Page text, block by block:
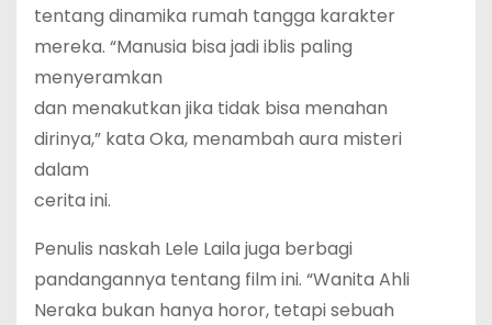
tentang dinamika rumah tangga karakter
mereka. “Manusia bisa jadi iblis paling
menyeramkan
dan menakutkan jika tidak bisa menahan
dirinya,” kata Oka, menambah aura misteri
dalam
cerita ini.
Penulis naskah Lele Laila juga berbagi
pandangannya tentang film ini. “Wanita Ahli
Neraka bukan hanya horor, tetapi sebuah